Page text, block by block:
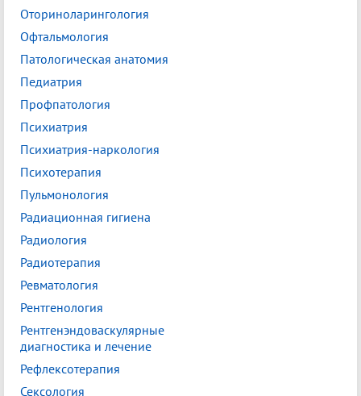
Оториноларингология
Офтальмология
Патологическая анатомия
Педиатрия
Профпатология
Психиатрия
Психиатрия-наркология
Психотерапия
Пульмонология
Радиационная гигиена
Радиология
Радиотерапия
Ревматология
Рентгенология
Рентгенэндоваскулярные
диагностика и лечение
Рефлексотерапия
Сексология